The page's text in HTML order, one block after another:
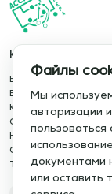
Каталог
База упражнений
База тренировок
Книги
Статьи
Новости
Обучение сервису
Тактический
Файлы
Мы
авторизации
пользоваться
документами
или оставить